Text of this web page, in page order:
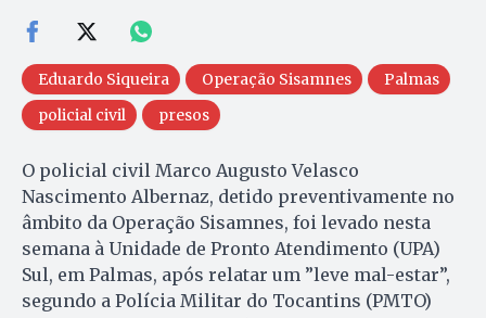
Eduardo Siqueira Operação Sisamnes
Palmas
policial civil
presos
O policial civil Marco Augusto Velasco
Nascimento Albernaz, detido preventivamente no
âmbito da Operação Sisamnes, foi levado nesta
semana à Unidade de Pronto Atendimento (UPA)
Sul, em Palmas, após relatar um ”leve mal-estar”,
segundo a Polícia Militar do Tocantins (PMTO)